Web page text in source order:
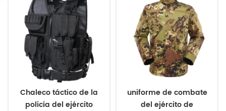
Chaleco táctico de la
policía del ejército
uniforme de combate
del ejército de